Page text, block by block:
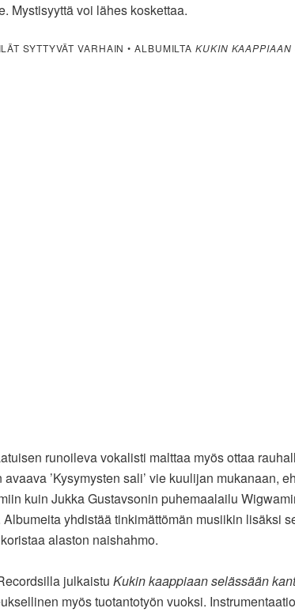
Mystisyyttä voi lähes koskettaa.
SYTTYVÄT VARHAIN • ALBUMILTAKUKIN KAAPPIAAN
runoileva vokalisti malttaa myös ottaa
avaava ’Kysymysten sali’ vie kuulijan mukanaan,
kuin Jukka Gustavsonin puhemaalailu
Albumeita yhdistää tinkimättömän musiikin lisäksi
alaston naishahmo.
julkaistu Kukin kaappiaan selässään
myös tuotantotyön vuoksi.